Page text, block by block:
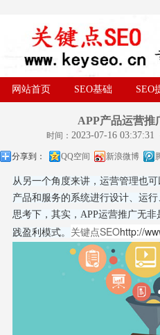
网站首页 SEO基础 SEO
APP产品运营推
时间： 2023-07-16 03:37:31
分享到： QQ空间 新浪微博
从另一个角度来讲，运营管理也
产品和服务的系统进行设计、运
思考下，其实，APP运营推广无
践盈利模式。 关键点SEOhttp://